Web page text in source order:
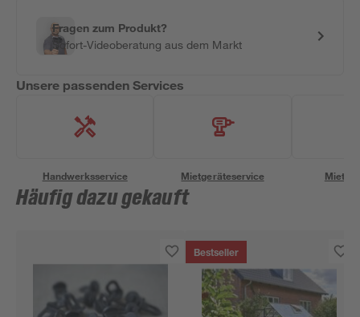
Fragen zum Produkt?
Sofort-Videoberatung aus dem Markt
Unsere passenden Services
Handwerksservice Mietgeräteservice
Häufig dazu gekauft
Bestseller